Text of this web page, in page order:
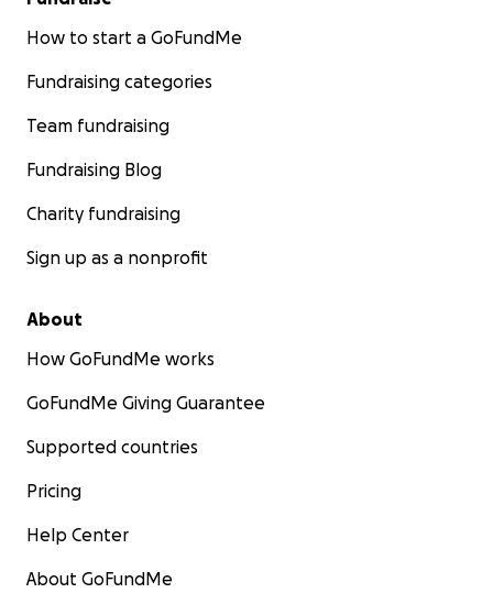
How to start a GoFundMe
Fundraising categories
Team fundraising
Fundraising Blog
Charity fundraising
Sign up as a nonprofit
About
How GoFundMe works
GoFundMe Giving Guarantee
Supported countries
Pricing
Help Center
About GoFundMe